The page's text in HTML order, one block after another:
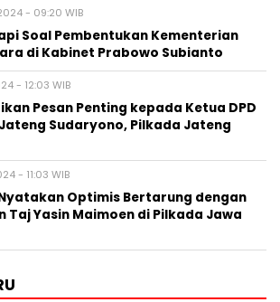
- 09:20 WIB
Soal Pembentukan Kementerian
di Kabinet Prabowo Subianto
- 12:03 WIB
Pesan Penting kepada Ketua DPD
Sudaryono, Pilkada Jateng
- 11:03 WIB
Optimis Bertarung dengan
Taj Yasin Maimoen di Pilkada Jawa